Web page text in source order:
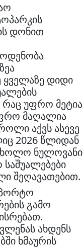
დონით
ოდენობა
ყველაზე დიდი
რაც უფრო მეტია
მაღალია
აქვს ასევე
2026 წლიდან
ხოლო ნულოვანი
შეღავათებით.
გამო
ახდენს
ხმაურის